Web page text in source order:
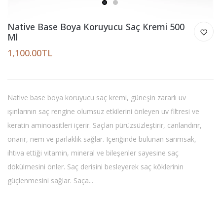
1 2
Native Base Boya Koruyucu Saç Kremi 500
Ml
1,100.00TL
Native base boya koruyucu saç kremi, güneşin zararlı uv
ışınlarının saç rengine olumsuz etkilerini önleyen uv filtresi ve
keratin aminoasitleri içerir. Saçları pürüzsüzleştirir, canlandırır,
onarır, nem ve parlaklık sağlar. Içeriğinde bulunan sarımsak,
ihtiva ettiği vitamin, mineral ve bileşenler sayesine saç
dökülmesini önler. Saç derisini besleyerek saç köklerinin
güçlenmesini sağlar. Saça...